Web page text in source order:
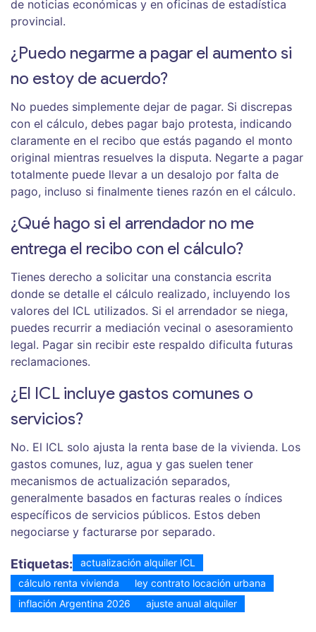
de noticias económicas y en oficinas de estadística
provincial.
¿Puedo negarme a pagar el aumento si
no estoy de acuerdo?
No puedes simplemente dejar de pagar. Si discrepas
con el cálculo, debes pagar bajo protesta, indicando
claramente en el recibo que estás pagando el monto
original mientras resuelves la disputa. Negarte a pagar
totalmente puede llevar a un desalojo por falta de
pago, incluso si finalmente tienes razón en el cálculo.
¿Qué hago si el arrendador no me
entrega el recibo con el cálculo?
Tienes derecho a solicitar una constancia escrita
donde se detalle el cálculo realizado, incluyendo los
valores del ICL utilizados. Si el arrendador se niega,
puedes recurrir a mediación vecinal o asesoramiento
legal. Pagar sin recibir este respaldo dificulta futuras
reclamaciones.
¿El ICL incluye gastos comunes o
servicios?
No. El ICL solo ajusta la renta base de la vivienda. Los
gastos comunes, luz, agua y gas suelen tener
mecanismos de actualización separados,
generalmente basados en facturas reales o índices
específicos de servicios públicos. Estos deben
negociarse y facturarse por separado.
Etiquetas:
actualización alquiler ICL
cálculo renta vivienda
ley contrato locación urbana
inflación Argentina 2026
ajuste anual alquiler